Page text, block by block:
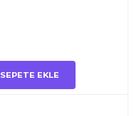
SEPETE EKLE